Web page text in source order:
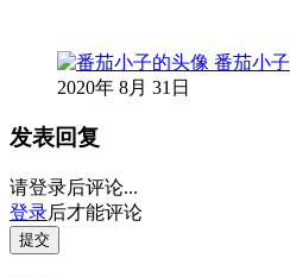
番茄小子
2020年 8月 31日
发表回复
请登录后评论...
登录后才能评论
提交